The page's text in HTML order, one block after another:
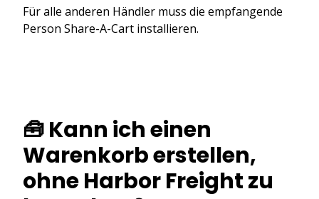
Für alle anderen Händler muss die empfangende
Person Share-A-Cart installieren.
🧰 Kann ich einen
Warenkorb erstellen,
ohne Harbor Freight zu